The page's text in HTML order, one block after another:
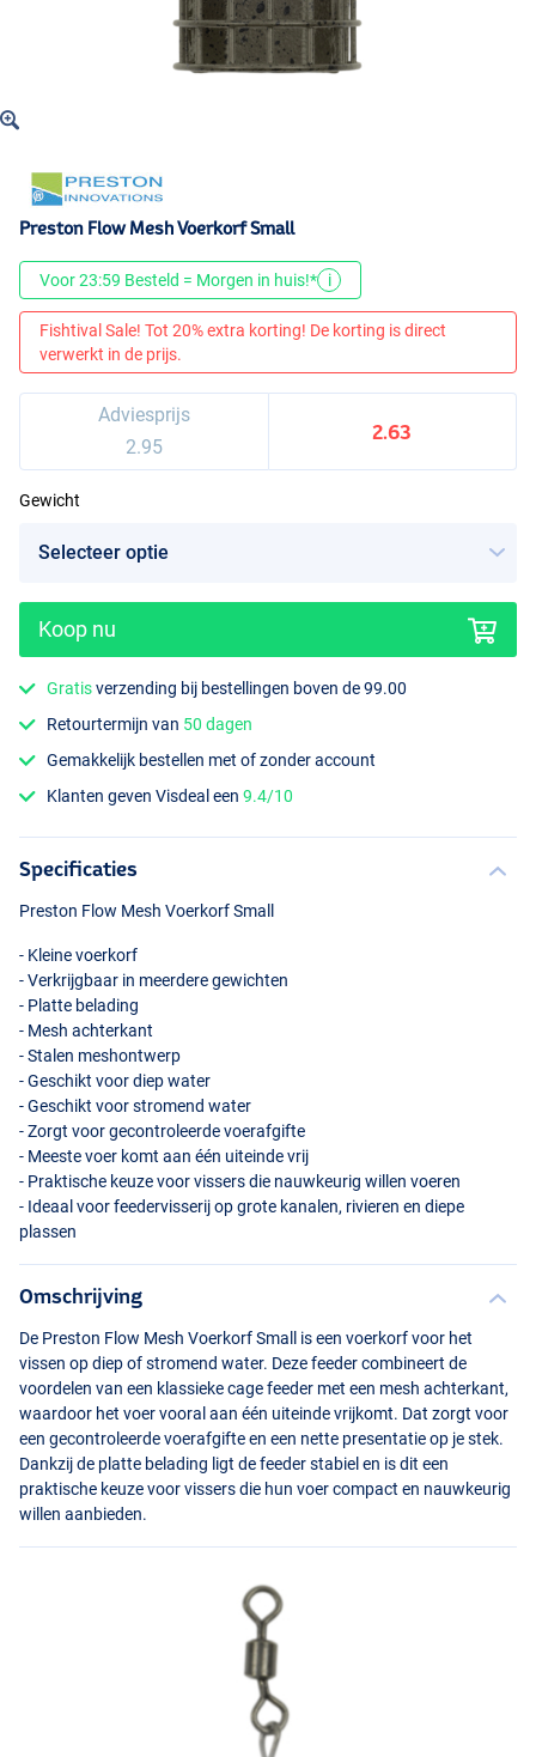
Preston Flow Mesh Voerkorf Small
Voor 23:59 Besteld = Morgen in huis!* i
Fishtival Sale! Tot 20% extra korting! De korting is direct
verwerkt in de prijs.
Adviesprijs
2.95
2.63
Gewicht
Koop nu
Gratisverzending bij bestellingen boven de 99.00
Retourtermijn van 50 dagen
Gemakkelijk bestellen met of zonder account
Klanten geven Visdeal een9.4/10
Specificaties
Preston Flow Mesh Voerkorf Small
- Kleine voerkorf
- Verkrijgbaar in meerdere gewichten
- Platte belading
- Mesh achterkant
- Stalen meshontwerp
- Geschikt voor diep water
- Geschikt voor stromend water
- Zorgt voor gecontroleerde voerafgifte
- Meeste voer komt aan één uiteinde vrij
- Praktische keuze voor vissers die nauwkeurig willen voeren
- Ideaal voor feedervisserij op grote kanalen, rivieren en diepe
plassen
Omschrijving
De Preston Flow Mesh Voerkorf Small is een voerkorf voor het
vissen op diep of stromend water. Deze feeder combineert de
voordelen van een klassieke cage feeder met een mesh achterkant,
waardoor het voer vooral aan één uiteinde vrijkomt. Dat zorgt voor
een gecontroleerde voerafgifte en een nette presentatie op je stek.
Dankzij de platte belading ligt de feeder stabiel en is dit een
praktische keuze voor vissers die hun voer compact en nauwkeurig
willen aanbieden.